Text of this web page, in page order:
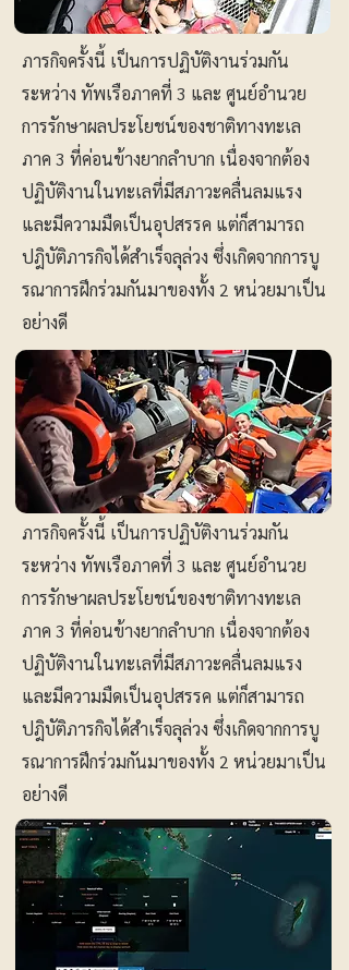
ภารกิจครั้งนี้ เป็นการปฏิบัติงานร่วมกัน
ระหว่าง ทัพเรือภาคที่ 3 และ ศูนย์อำนวย
การรักษาผลประโยชน์ของชาติทางทะเล
ภาค 3 ที่ค่อนข้างยากลำบาก เนื่องจากต้อง
ปฏิบัติงานในทะเลที่มีสภาวะคลื่นลมแรง
และมีความมืดเป็นอุปสรรค แต่ก็สามารถ
ปฎิบัติภารกิจได้สำเร็จลุล่วง ซึ่งเกิดจากการบู
รณาการฝึกร่วมกันมาของทั้ง 2 หน่วยมาเป็น
อย่างดี
ภารกิจครั้งนี้ เป็นการปฏิบัติงานร่วมกัน
ระหว่าง ทัพเรือภาคที่ 3 และ ศูนย์อำนวย
การรักษาผลประโยชน์ของชาติทางทะเล
ภาค 3 ที่ค่อนข้างยากลำบาก เนื่องจากต้อง
ปฏิบัติงานในทะเลที่มีสภาวะคลื่นลมแรง
และมีความมืดเป็นอุปสรรค แต่ก็สามารถ
ปฎิบัติภารกิจได้สำเร็จลุล่วง ซึ่งเกิดจากการบู
รณาการฝึกร่วมกันมาของทั้ง 2 หน่วยมาเป็น
อย่างดี